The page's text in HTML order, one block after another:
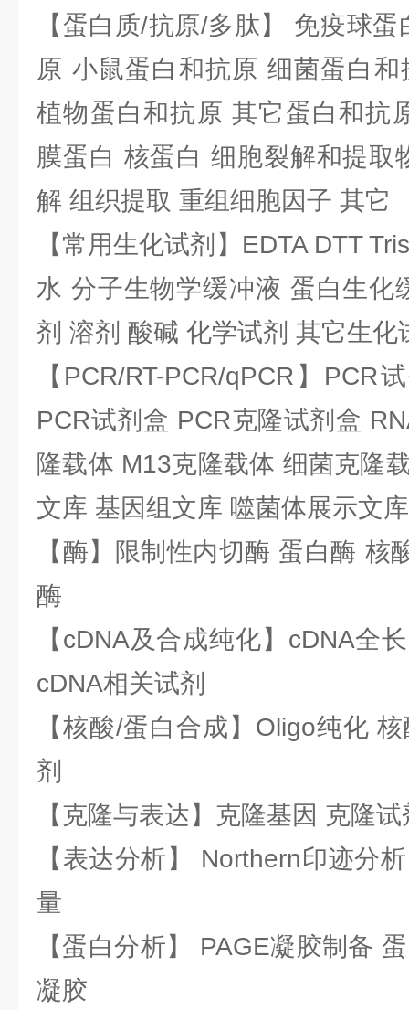
【蛋白质/抗原/多肽】 免疫球
原 小鼠蛋白和抗原 细菌蛋白
植物蛋白和抗原 其它蛋白和抗
膜蛋白 核蛋白 细胞裂解和提取
解 组织提取 重组细胞因子 其它
【常用生化试剂】EDTA DTT
水 分子生物学缓冲液 蛋白生化
剂 溶剂 酸碱 化学试剂 其它生化
【PCR/RT-PCR/qPCR】PCR
PCR试剂盒 PCR克隆试剂盒
隆载体 M13克隆载体 细菌克隆
文库 基因组文库 噬菌体展示文库
【酶】限制性内切酶 蛋白酶 核
酶
【cDNA及合成纯化】cDNA全
cDNA相关试剂
【核酸/蛋白合成】Oligo纯化
剂
【克隆与表达】克隆基因 克隆
【表达分析】 Northern印迹分
量
【蛋白分析】 PAGE凝胶制备
凝胶